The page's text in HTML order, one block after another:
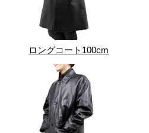
ロングコート100cm